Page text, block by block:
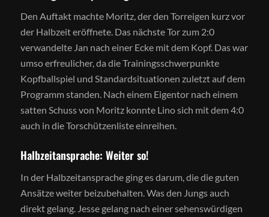
Den Auftakt machte Moritz, der den Torreigen kurz vor
der Halbzeit eröffnete. Das nächste Tor zum 2:0
verwandelte Jan nach einer Ecke mit dem Kopf. Das war
umso erfreulicher, da die Trainingsschwerpunkte
Kopfballspiel und Standardsituationen zuletzt auf dem
Programm standen. Nach einem Eigentor nach einem
satten Schuss von Moritz konnte Lino sich mit dem 4:0
auch in die Torschützenliste einreihen.
Halbzeitansprache: Weiter so!
In der Halbzeitansprache ging es darum, die die guten
Ansätze weiter beizubehalten. Was den Jungs auch
direkt gelang. Jesse gelang nach einer sehenswürdigen